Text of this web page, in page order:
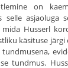
on
selle asjaoluga
Husserl
käsituse
tundmus.